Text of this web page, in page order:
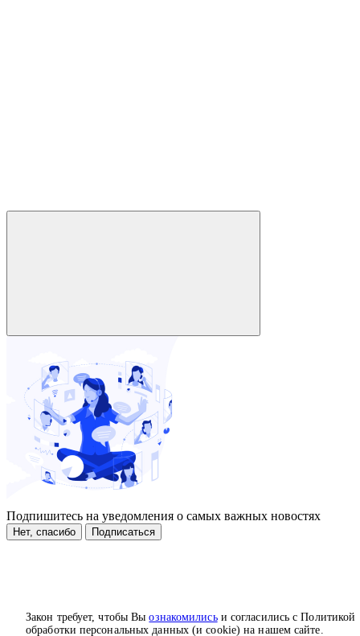
Закон требует, чтобы Выознакомилисьи согласились с Политикой
обработки персональных данных (и cookie) на нашем сайте.
Подпишитесь на уведомления о самых важных новостях
Нет, спасибо Подписаться